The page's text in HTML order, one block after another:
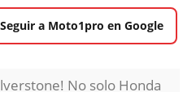
Seguir a Moto1pro en Google
No solo Honda